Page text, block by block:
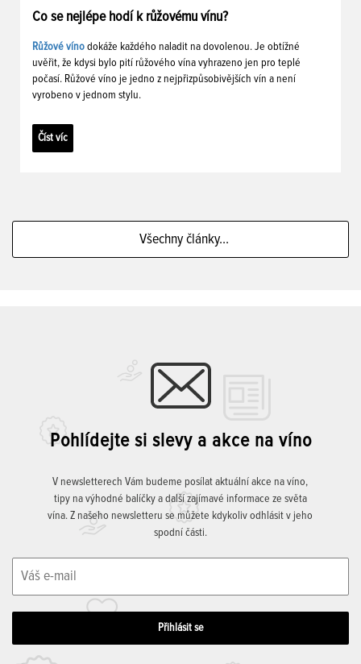
Co se nejlépe hodí k růžovému vínu?
Růžové víno dokáže každého naladit na dovolenou. Je obtížné
uvěřit, že kdysi bylo pití růžového vína vyhrazeno jen pro teplé
počasí. Růžové víno je jedno z nejpřizpůsobivějších vín a není
vyrobeno v jednom stylu.
Číst víc
Všechny články...
Pohlídejte si slevy a akce na víno
V newsletterech Vám budeme posílat aktuální akce na víno,
tipy na výhodné balíčky a další zajímavé informace ze světa
vína. Z našeho newsletteru se můžete kdykoliv odhlásit v jeho
spodní části.